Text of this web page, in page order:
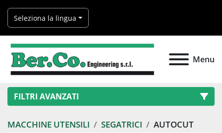
Seleziona la lingua
Menu
FILTRI AVANZATI
Categoria
MACCHINE UTENSILI SEGATRICI AUTOCUT